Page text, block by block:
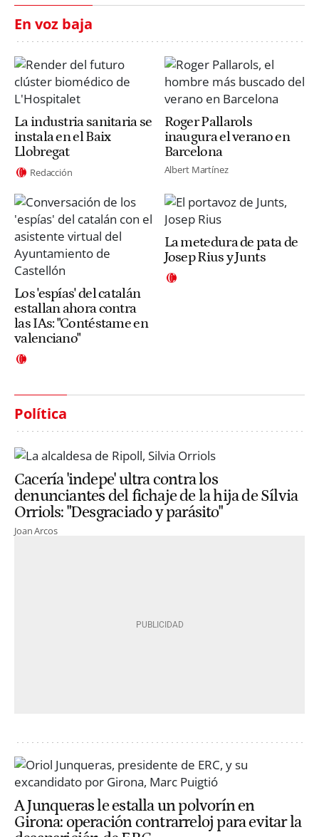
En voz baja
La industria sanitaria se
instala en el Baix
Llobregat
Redacción
Roger Pallarols
inaugura el verano en
Barcelona
Albert Martínez
Los 'espías' del catalán
estallan ahora contra
las IAs: "Contéstame en
valenciano"
La metedura de pata de
Josep Rius y Junts
Política
Cacería 'indepe' ultra contra los
denunciantes del fichaje de la hija de Sílvia
Orriols: "Desgraciado y parásito"
Joan Arcos
A Junqueras le estalla un polvorín en
Girona: operación contrarreloj para evitar la